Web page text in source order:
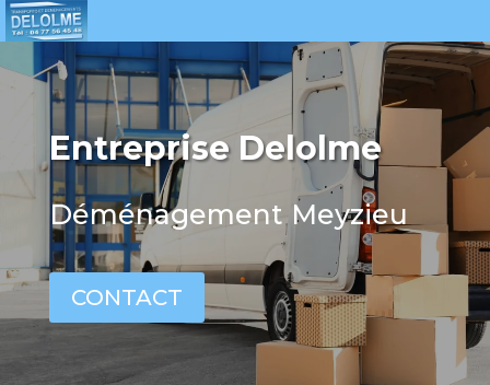
Entreprise Delolme
Déménagement Meyzieu
CONTACT